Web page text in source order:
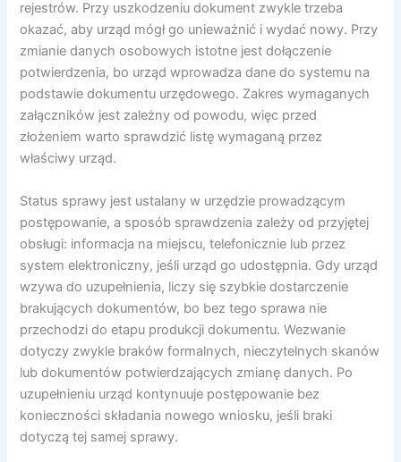
rejestrów. Przy uszkodzeniu dokument zwykle trzeba
okazać, aby urząd mógł go unieważnić i wydać nowy. Przy
zmianie danych osobowych istotne jest dołączenie
potwierdzenia, bo urząd wprowadza dane do systemu na
podstawie dokumentu urzędowego. Zakres wymaganych
załączników jest zależny od powodu, więc przed
złożeniem warto sprawdzić listę wymaganą przez
właściwy urząd.
Status sprawy jest ustalany w urzędzie prowadzącym
postępowanie, a sposób sprawdzenia zależy od przyjętej
obsługi: informacja na miejscu, telefonicznie lub przez
system elektroniczny, jeśli urząd go udostępnia. Gdy urząd
wzywa do uzupełnienia, liczy się szybkie dostarczenie
brakujących dokumentów, bo bez tego sprawa nie
przechodzi do etapu produkcji dokumentu. Wezwanie
dotyczy zwykle braków formalnych, nieczytelnych skanów
lub dokumentów potwierdzających zmianę danych. Po
uzupełnieniu urząd kontynuuje postępowanie bez
konieczności składania nowego wniosku, jeśli braki
dotyczą tej samej sprawy.